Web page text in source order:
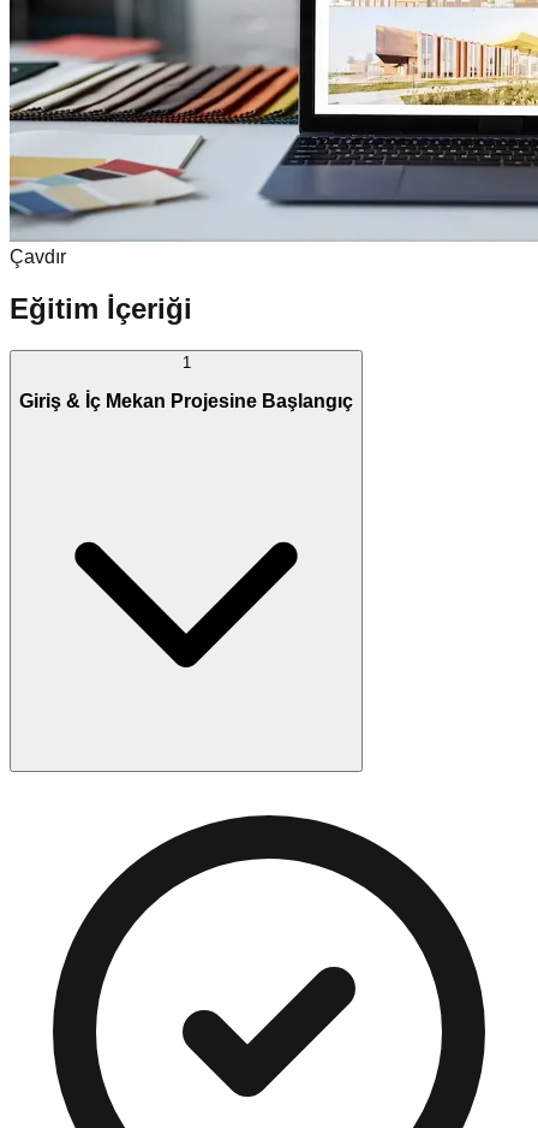
Çavdır
Eğitim İçeriği
1
Giriş & İç Mekan Projesine Başlangıç